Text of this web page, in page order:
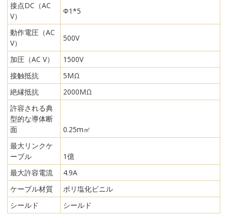
接点DC（AC
V）
Φ1*5
動作電圧（AC
V）
500V
加圧（AC V）
1500V
接触抵抗
5MΩ
絶縁抵抗
2000MΩ
許容される典
型的な導体断
面
0.25m㎡
最大リンクケ
ーブル
1億
最大許容電流
4.9A
ケーブル材質
ポリ塩化ビニル
シールド
シールド